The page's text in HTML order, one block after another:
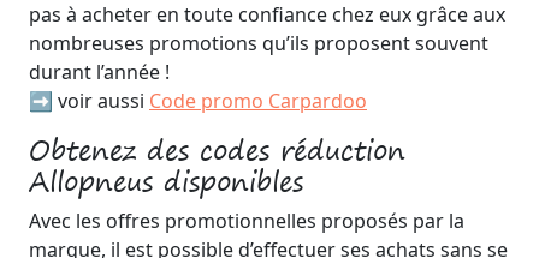
pas à acheter en toute confiance chez eux grâce aux
nombreuses promotions qu’ils proposent souvent
durant l’année !
➡️ voir aussi Code promo Carpardoo
Obtenez des codes réduction
Allopneus disponibles
Avec les offres promotionnelles proposés par la
marque, il est possible d’effectuer ses achats sans se